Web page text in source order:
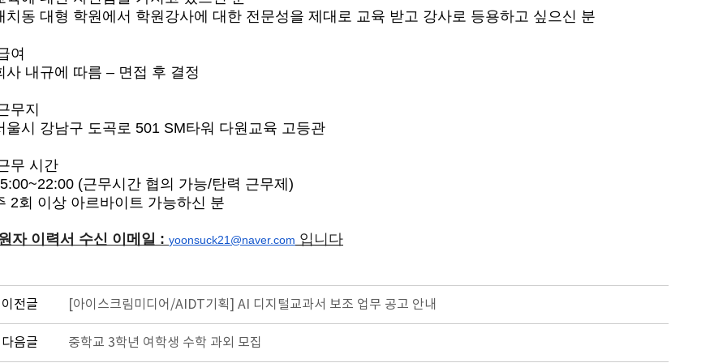
치동 대형 학원에서 학원강사에 대한 전문성을 제대로 교육 받고 강사로 등용하고 싶으신 분
여
사 내규에 따름 – 면접 후 결정
무지
울시 강남구 도곡로 501 SM타워 다원교육 고등관
무 시간
(근무시간 협의 가능/탄력 근무제 )
2회 이상 아르바이트 가능하신 분
자 이력서 수신 이메일 : yoonsuck21@naver.com 입니다
이전글 [아이스크림미디어/AIDT기획] AI 디지털교과서 보조 업무 공고 안내
다음글 중학교 3학년 여학생 수학 과외 모집